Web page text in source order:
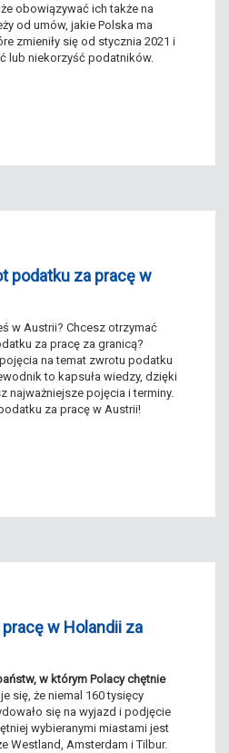
obowiązywać ich także na
od umów, jakie Polska ma
zmieniły się od stycznia 2021 i
lub niekorzyść podatników.
podatku za pracę w
w Austrii? Chcesz otrzymać
za pracę za granicą?
na temat zwrotu podatku
to kapsuła wiedzy, dzięki
najważniejsze pojęcia i terminy.
za pracę w Austrii!
w Holandii za
w którym Polacy chętnie
się, że niemal 160 tysięcy
się na wyjazd i podjęcie
wybieranymi miastami jest
Westland, Amsterdam i Tilbur.